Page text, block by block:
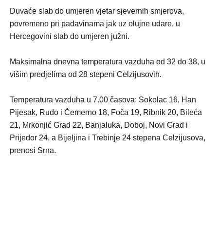
Duvaće slab do umjeren vjetar sjevernih smjerova,
povremeno pri padavinama jak uz olujne udare, u
Hercegovini slab do umjeren južni.
Maksimalna dnevna temperatura vazduha od 32 do 38, u
višim predjelima od 28 stepeni Celzijusovih.
Temperatura vazduha u 7.00 časova: Sokolac 16, Han
Pijesak, Rudo i Čemerno 18, Foča 19, Ribnik 20, Bileća
21, Mrkonjić Grad 22, Banjaluka, Doboj, Novi Grad i
Prijedor 24, a Bijeljina i Trebinje 24 stepena Celzijusova,
prenosi Srna.